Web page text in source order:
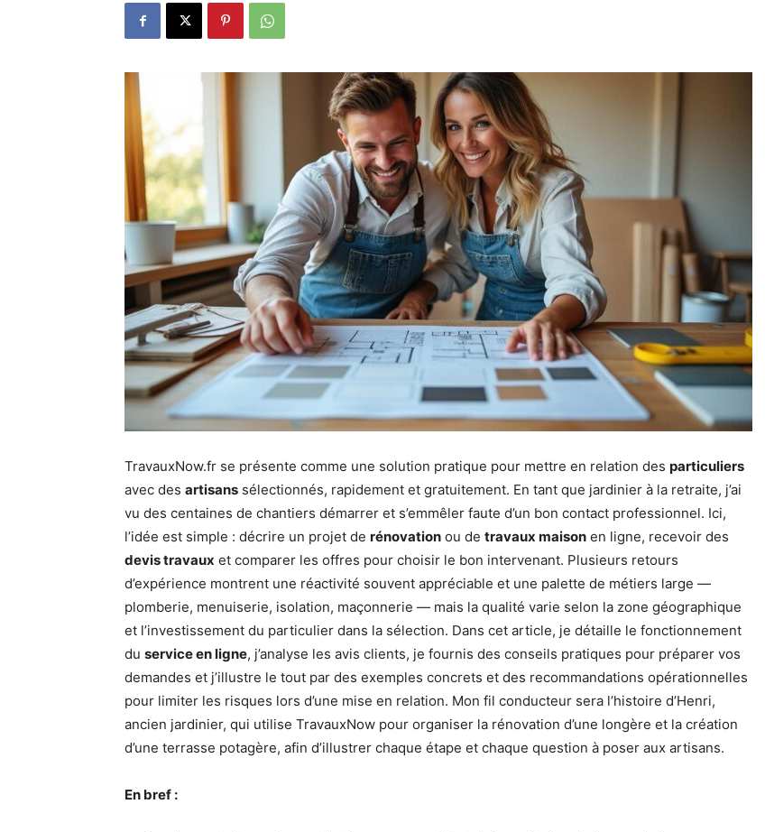
TravauxNow.fr se présente comme une solution pratique pour mettre en relation des particuliers
avec des artisans sélectionnés, rapidement et gratuitement. En tant que jardinier à la retraite, j’ai
vu des centaines de chantiers démarrer et s’emmêler faute d’un bon contact professionnel. Ici,
l’idée est simple : décrire un projet de rénovation ou de travaux maison en ligne, recevoir des
devis travaux et comparer les offres pour choisir le bon intervenant. Plusieurs retours
d’expérience montrent une réactivité souvent appréciable et une palette de métiers large —
plomberie, menuiserie, isolation, maçonnerie — mais la qualité varie selon la zone géographique
et l’investissement du particulier dans la sélection. Dans cet article, je détaille le fonctionnement
du service en ligne, j’analyse les avis clients, je fournis des conseils pratiques pour préparer vos
demandes et j’illustre le tout par des exemples concrets et des recommandations opérationnelles
pour limiter les risques lors d’une mise en relation. Mon fil conducteur sera l’histoire d’Henri,
ancien jardinier, qui utilise TravauxNow pour organiser la rénovation d’une longère et la création
d’une terrasse potagère, afin d’illustrer chaque étape et chaque question à poser aux artisans.
En bref :